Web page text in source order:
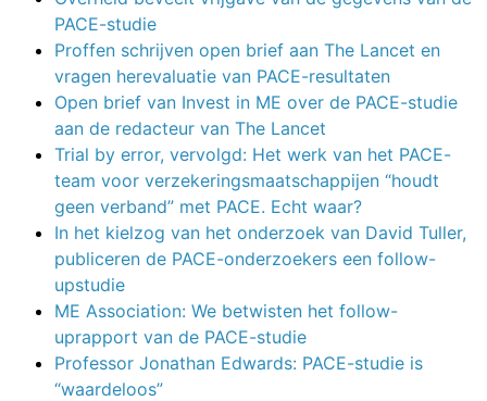
PACE-studie
Proffen schrijven open brief aan The Lancet en
vragen herevaluatie van PACE-resultaten
Open brief van Invest in ME over de PACE-studie
aan de redacteur van The Lancet
Trial by error, vervolgd: Het werk van het PACE-
team voor verzekeringsmaatschappijen “houdt
geen verband” met PACE. Echt waar?
In het kielzog van het onderzoek van David Tuller,
publiceren de PACE-onderzoekers een follow-
upstudie
ME Association: We betwisten het follow-
uprapport van de PACE-studie
Professor Jonathan Edwards: PACE-studie is
“waardeloos”